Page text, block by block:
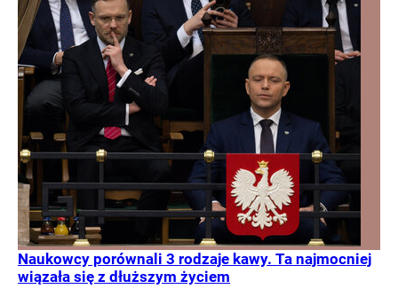
Naukowcy porównali 3 rodzaje kawy. Ta najmocniej
wiązała się z dłuższym życiem